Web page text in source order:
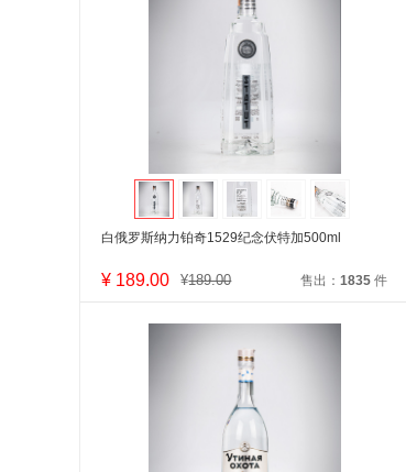
白俄罗斯纳力铂奇1529纪念伏特加500ml
¥ 189.00 ¥189.00 售出：1835 件